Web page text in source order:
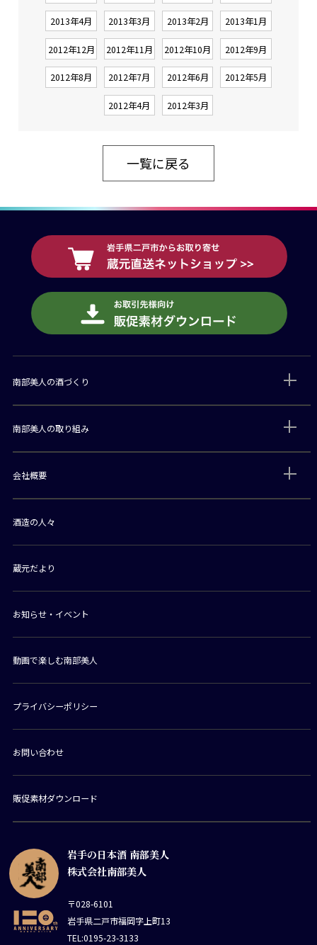
2013年4月 2013年3月 2013年2月 2013年1月
2012年12月 2012年11月 2012年10月 2012年9月
2012年8月 2012年7月 2012年6月 2012年5月
2012年4月 2012年3月
一覧に戻る
岩手の日本酒 南部美人
株式会社南部美人
〒028-6101
岩手県二戸市福岡字上町13
TEL:0195-23-3133
南部美人の酒づくり
南部美人の取り組み
会社概要
酒造の人々
蔵元だより
お知らせ・イベント
動画で楽しむ南部美人
プライバシーポリシー
お問い合わせ
販促素材ダウンロード